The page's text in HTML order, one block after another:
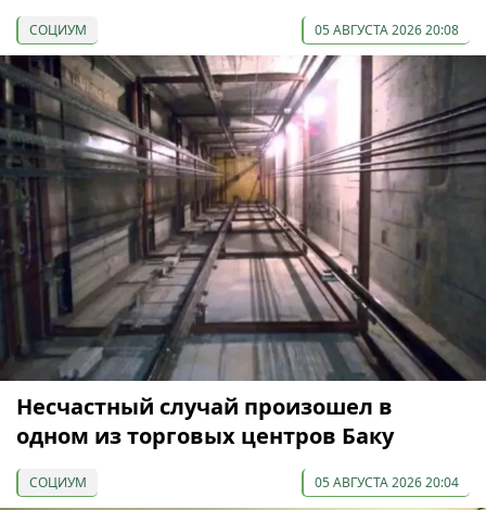
СОЦИУМ 05 АВГУСТА 2026 20:08
Несчастный случай произошел в
одном из торговых центров Баку
СОЦИУМ 05 АВГУСТА 2026 20:04